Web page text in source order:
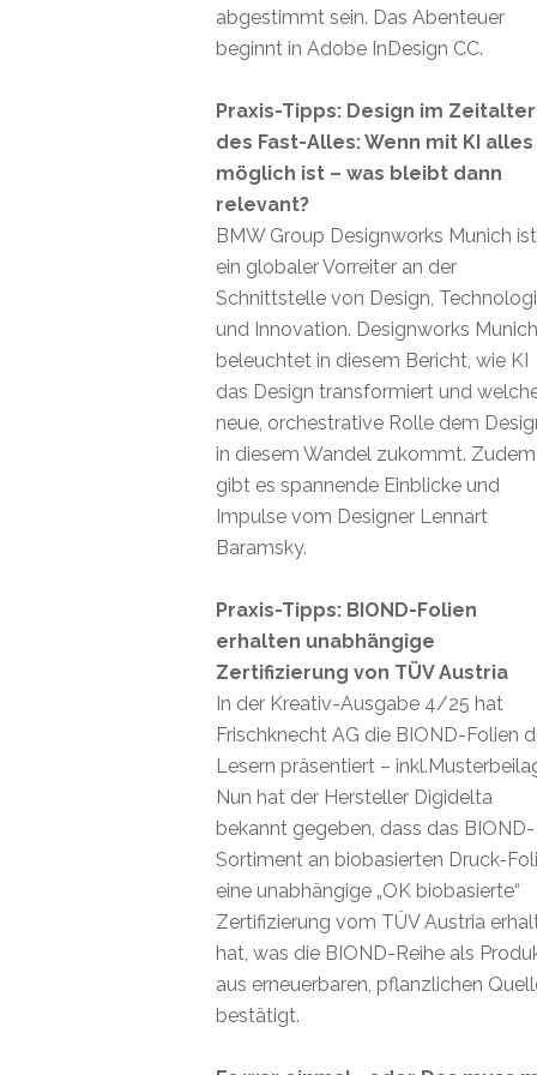
abgestimmt sein. Das Abenteuer
beginnt in Adobe InDesign CC.
Praxis-Tipps: Design im Zeitalter
des Fast-Alles: Wenn mit KI alles
möglich ist – was bleibt dann
relevant?
BMW Group Designworks Munich ist
ein globaler Vorreiter an der
Schnittstelle von Design,
und Innovation. Designworks Munich
beleuchtet in diesem Bericht, wie KI
das Design transformiert und
neue, orchestrative Rolle dem
in diesem Wandel zukommt. Zudem
gibt es spannende Einblicke und
Impulse vom Designer Lennart
Baramsky.
Praxis-Tipps: BIOND-Folien
erhalten unabhängige
Zertifizierung von TÜV Austria
In der Kreativ-Ausgabe 4/25 hat
Frischknecht AG die BIOND-Folien
Lesern präsentiert –
Nun hat der Hersteller Digidelta
bekannt gegeben, dass das BIOND-
Sortiment an biobasierten Druck-
eine unabhängige „OK biobasierte“
Zertifizierung vom TÜV Austria
hat, was die BIOND-Reihe als
aus erneuerbaren, pflanzlichen
bestätigt.